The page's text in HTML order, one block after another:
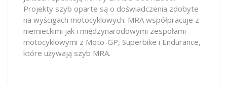
Projekty szyb oparte są o doświadczenia zdobyte
na wyścigach motocyklowych. MRA współpracuje z
niemieckimi jak i międzynarodowymi zespołami
motocyklowymi z Moto-GP, Superbike i Endurance,
które używają szyb MRA.